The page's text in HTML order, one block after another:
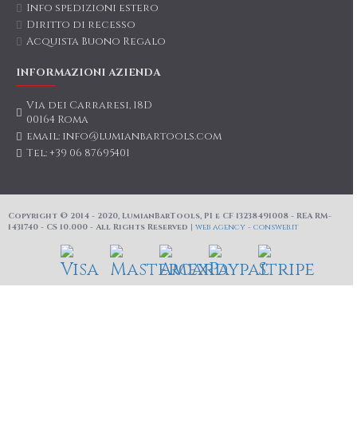
Info spedizioni estero
Diritto di recesso
Acquista Buono Regalo
INFORMAZIONI AZIENDA
Via dei Carraresi, 18D
00164 Roma
email: info@lumianbartools.com
Tel: +39 06 87695401
Copyright © 2014 - 2020, LumianBarTools, PI e CF 13238491008 - REA RM-
1431740 - CS 10.000 - All Rights Reserved | web agency - consweb.it